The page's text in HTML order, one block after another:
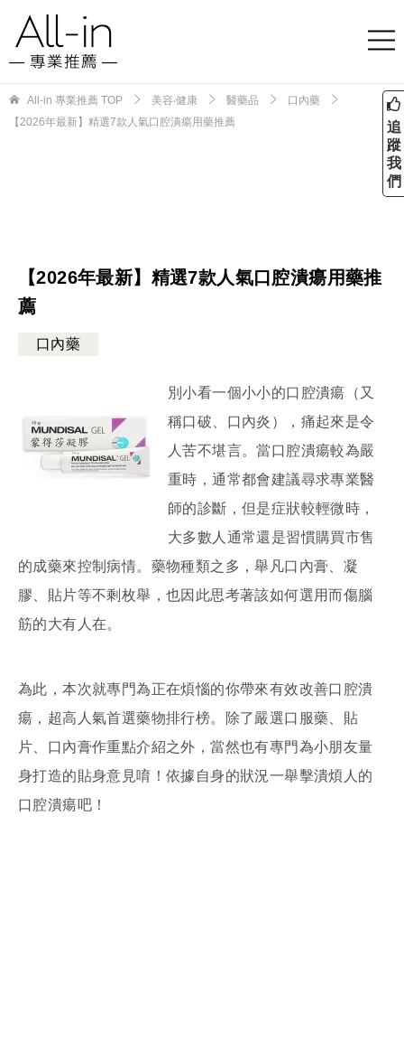
All-in 專業推薦 TOP 美容‧健康 醫藥品
口內藥
【2026年最新】精選7款人氣口腔潰瘍用藥推薦
【2026年最新】精選7款人氣口腔潰瘍用藥推
薦
口內藥
別小看一個小小的口腔潰瘍（又
稱口破、口內炎），痛起來是令
人苦不堪言。當口腔潰瘍較為嚴
重時，通常都會建議尋求專業醫
師的診斷，但是症狀較輕微時，
大多數人通常還是習慣購買市售
的成藥來控制病情。藥物種類之多，舉凡口內膏、凝
膠、貼片等不剩枚舉，也因此思考著該如何選用而傷腦
筋的大有人在。
為此，本次就專門為正在煩惱的你帶來有效改善口腔潰
瘍，超高人氣首選藥物排行榜。除了嚴選口服藥、貼
片、口內膏作重點介紹之外，當然也有專門為小朋友量
身打造的貼身意見唷！依據自身的狀況一舉擊潰煩人的
口腔潰瘍吧！
追
蹤
我
們